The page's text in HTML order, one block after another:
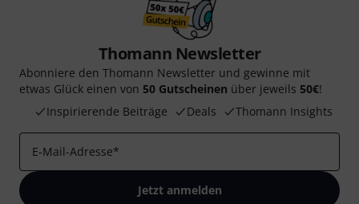
Thomann Newsletter
Abonniere den Thomann Newsletter und gewinne mit
etwas Glück einen von 50 Gutscheinen über jeweils 50€!
Inspirierende Beiträge
Deals Thomann Insights
E-Mail-Adresse*
Jetzt anmelden